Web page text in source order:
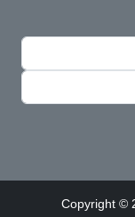
Copyright ©